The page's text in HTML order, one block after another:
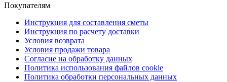
Покупателям
Инструкция для составления сметы
Инструкция по расчету доставки
Условия возврата
Условия продажи товара
Согласие на обработку данных
Политика использования файлов cookie
Политика обработки персональных данных